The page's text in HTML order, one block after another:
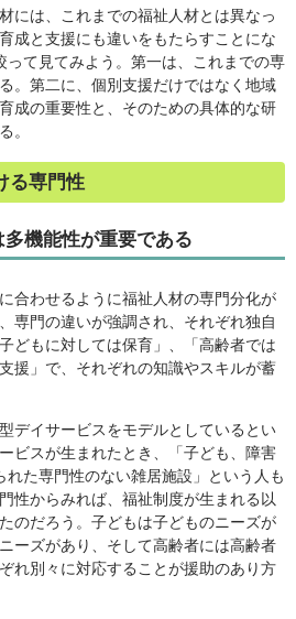
には、これまでの福祉人材とは異なっ
成と支援にも違いをもたらすことにな
って見てみよう。第一は、これまでの専
。第二に、個別支援だけではなく地域
成の重要性と、そのための具体的な研
。
る専門性
機能性が重要である
合わせるように福祉人材の専門分化が
専門の違いが強調され、それぞれ独自
どもに対しては保育」、「高齢者では
援」で、それぞれの知識やスキルが蓄
デイサービスをモデルとしているとい
ビスが生まれたとき、「子ども、障害
た専門性のない雑居施設」という人も
性からみれば、福祉制度が生まれる以
のだろう。子どもは子どものニーズが
ーズがあり、そして高齢者には高齢者
れ別々に対応することが援助のあり方